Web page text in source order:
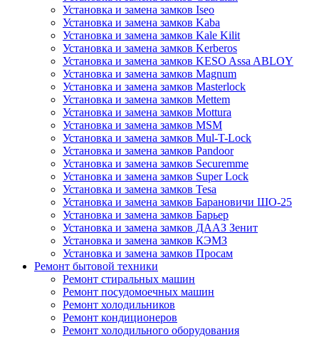
Установка и замена замков Iseo
Установка и замена замков Kaba
Установка и замена замков Kale Kilit
Установка и замена замков Kerberos
Установка и замена замков KESO Assa ABLOY
Установка и замена замков Magnum
Установка и замена замков Masterlock
Установка и замена замков Mettem
Установка и замена замков Mottura
Установка и замена замков MSM
Установка и замена замков Mul-T-Lock
Установка и замена замков Pandoor
Установка и замена замков Securemme
Установка и замена замков Super Lock
Установка и замена замков Tesa
Установка и замена замков Барановичи ШО-25
Установка и замена замков Барьер
Установка и замена замков ДААЗ Зенит
Установка и замена замков КЭМЗ
Установка и замена замков Просам
Ремонт бытовой техники
Ремонт стиральных машин
Ремонт посудомоечных машин
Ремонт холодильников
Ремонт кондиционеров
Ремонт холодильного оборудования